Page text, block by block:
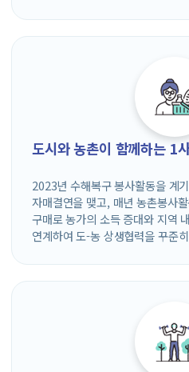
도시와 농촌이 함께하는 1
2023년 수해복구 봉사활동을 계
자매결연을 맺고, 매년 농촌봉사
구매로 농가의 소득 증대와 지역
연계하여 도-농 상생협력을 꾸준